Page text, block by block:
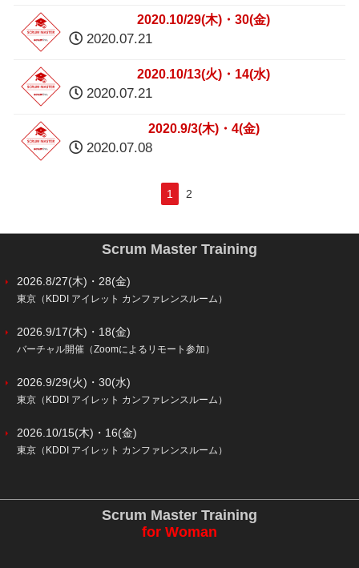
2020.10/29(木)・30(金)
2020.07.21
2020.10/13(火)・14(水)
2020.07.21
2020.9/3(木)・4(金)
2020.07.08
1 2
Scrum Master Training
2026.8/27(木)・28(金)
東京（KDDI アイレット カンファレンスルーム）
2026.9/17(木)・18(金)
バーチャル開催（Zoomによるリモート参加）
2026.9/29(火)・30(水)
東京（KDDI アイレット カンファレンスルーム）
2026.10/15(木)・16(金)
東京（KDDI アイレット カンファレンスルーム）
Scrum Master Training
for Woman